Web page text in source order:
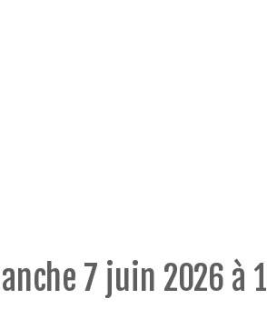
7 juin 2026 à